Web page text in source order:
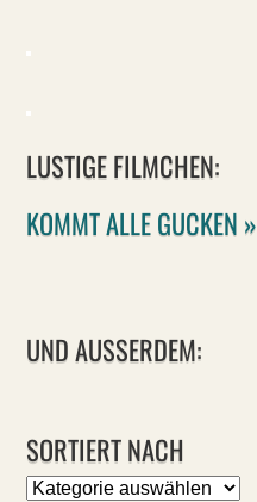
LUSTIGE FILMCHEN:
KOMMT ALLE GUCKEN »
UND AUSSERDEM:
SORTIERT NACH
Sortiert